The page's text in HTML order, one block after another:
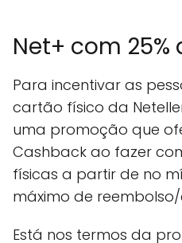
Net+ com
Para incentivar as
cartão físico da
uma promoção que
Cashback ao fazer
físicas a partir de no
máximo de reembolso/
Está nos termos da